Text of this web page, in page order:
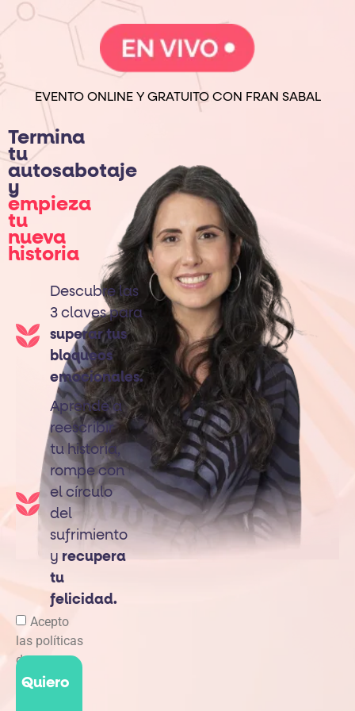
EVENTO ONLINE Y GRATUITO CON FRAN SABAL
Termina
tu
autosabotaje
y
empieza
tu
nueva
historia
Descubre las
3 claves para
superar tus
bloqueos
emocionales.
Aprende a
reescribir
tu historia,
rompe con
el círculo
del
sufrimiento
y recupera
tu
felicidad.
Acepto
las políticas
de
privacidad
Quiero